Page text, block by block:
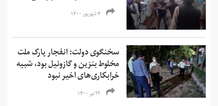
۴ شهریور ۱۴۰۰
سخنگوی دولت: انفجار پارک ملت
مخلوط بنزین و گازوئیل بود، شبیه
خرابکاری‌های اخیر نبود
۲۲ تیر ۱۴۰۰